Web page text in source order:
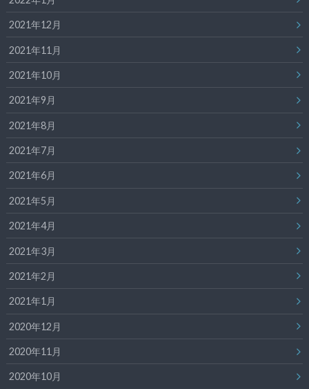
2021年12月
2021年11月
2021年10月
2021年9月
2021年8月
2021年7月
2021年6月
2021年5月
2021年4月
2021年3月
2021年2月
2021年1月
2020年12月
2020年11月
2020年10月